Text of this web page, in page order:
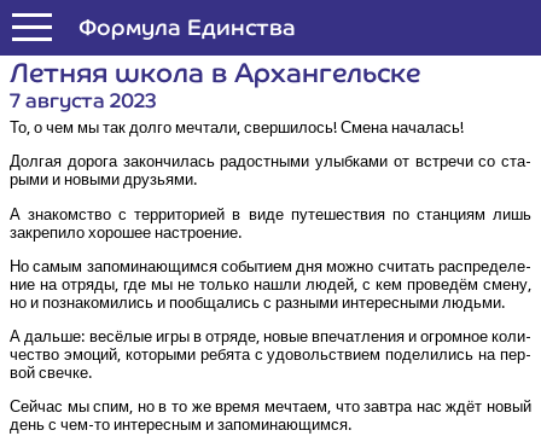
Формула Единства
Лет­няя шко­ла в Архангельске
7 августа 2023
То, о чем мы так дол­го меч­та­ли, свер­ши­лось! Сме­на началась!
Дол­гая доро­га закон­чи­лась радост­ны­ми улыб­ка­ми от встре­чи со ста­
ры­ми и новы­ми друзьями.
А зна­ком­ство с тер­ри­то­ри­ей в виде путе­ше­ствия по стан­ци­ям лишь
закре­пи­ло хоро­шее настроение.
Но самым запо­ми­на­ю­щим­ся собы­ти­ем дня мож­но счи­тать рас­пре­де­ле­
ние на отря­ды, где мы не толь­ко нашли людей, с кем про­ве­дём сме­ну,
но и позна­ко­ми­лись и пооб­ща­лись с раз­ны­ми инте­рес­ны­ми людьми.
А даль­ше: весё­лые игры в отря­де, новые впе­чат­ле­ния и огром­ное коли­
че­ство эмо­ций, кото­ры­ми ребя­та с удо­воль­стви­ем поде­ли­лись на пер­
вой свечке.
Сей­час мы спим, но в то же вре­мя меч­та­ем, что зав­тра нас ждёт новый
день с чем-то инте­рес­ным и запоминающимся.